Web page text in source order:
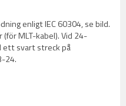
enligt IEC 60304, se bild.
MLT-kabel). Vid 24-
ett svart streck på
24.